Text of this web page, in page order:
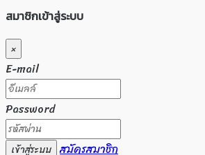
สมาชิกเข้าสู่ระบบ
×
E-mail
Password
เข้าสู่ระบบ สมัครสมาชิก